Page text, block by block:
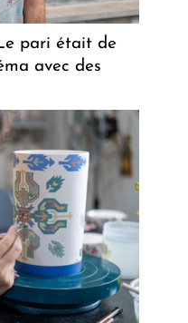
pari était de
avec des